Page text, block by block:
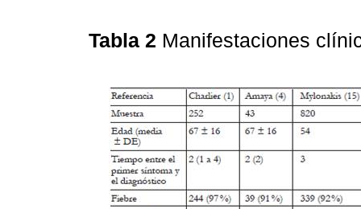
Tabla 2 Manifestaciones